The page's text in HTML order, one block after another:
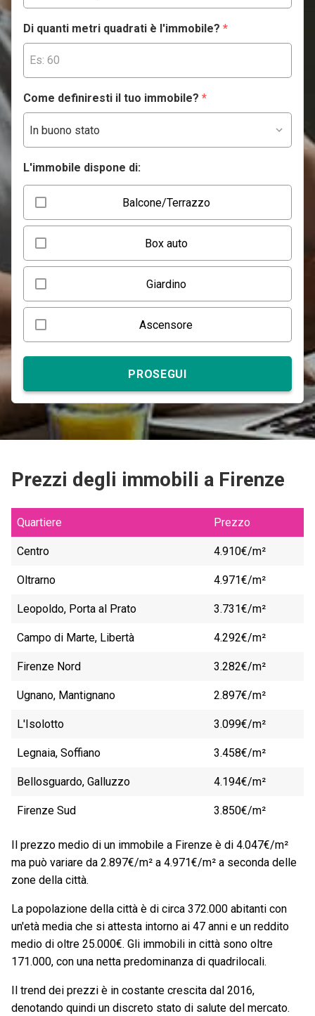
Di quanti metri quadrati è l'immobile? *
Come definiresti il tuo immobile? *
L'immobile dispone di:
Balcone/Terrazzo
Box auto
Giardino
Ascensore
PROSEGUI
Prezzi degli immobili a Firenze
Quartiere Prezzo
Centro 4.910€/m²
Oltrarno 4.971€/m²
Leopoldo, Porta al Prato 3.731€/m²
Campo di Marte, Libertà 4.292€/m²
Firenze Nord 3.282€/m²
Ugnano, Mantignano 2.897€/m²
L'Isolotto 3.099€/m²
Legnaia, Soffiano 3.458€/m²
Bellosguardo, Galluzzo 4.194€/m²
Firenze Sud 3.850€/m²
Il prezzo medio di un immobile a Firenze è di 4.047€/m²
ma può variare da 2.897€/m² a 4.971€/m² a seconda delle
zone della città.
La popolazione della città è di circa 372.000 abitanti con
un'età media che si attesta intorno ai 47 anni e un reddito
medio di oltre 25.000€. Gli immobili in città sono oltre
171.000, con una netta predominanza di quadrilocali.
Il trend dei prezzi è in costante crescita dal 2016,
denotando quindi un discreto stato di salute del mercato.